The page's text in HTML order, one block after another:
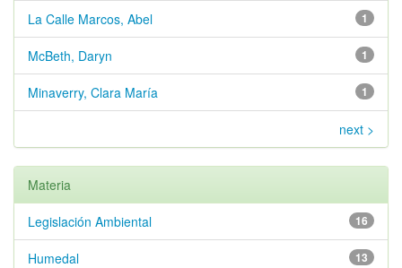
1
La Calle Marcos, Abel
1
McBeth, Daryn
1
Minaverry, Clara María
next >
Materia
16
Legislación Ambiental
13
Humedal